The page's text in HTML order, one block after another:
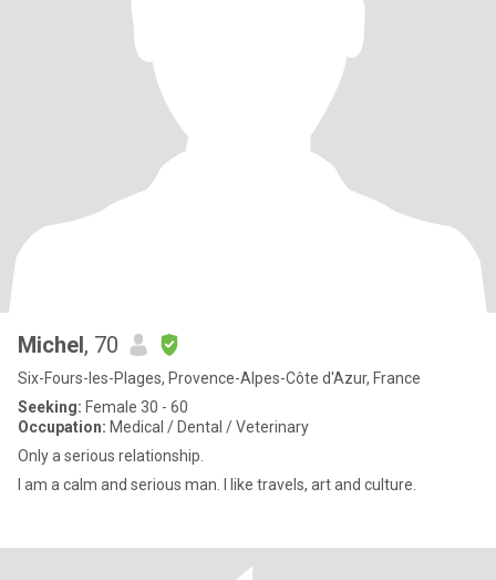
Michel, 70
Six-Fours-les-Plages, Provence-Alpes-Côte d'Azur, France
Seeking: Female 30 - 60
Occupation: Medical / Dental / Veterinary
Only a serious relationship.
I am a calm and serious man. I like travels, art and culture.